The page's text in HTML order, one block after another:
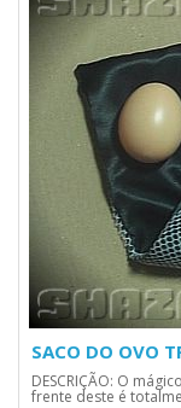
SACO DO OVO
DESCRIÇÃO: O
frente deste é